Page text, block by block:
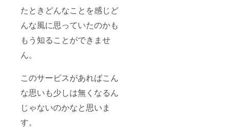
たときどんなことを感じど
んな風に思っていたのかも
もう知ることができませ
ん。
このサービスがあればこん
な思いも少しは無くなるん
じゃないのかなと思いま
す。